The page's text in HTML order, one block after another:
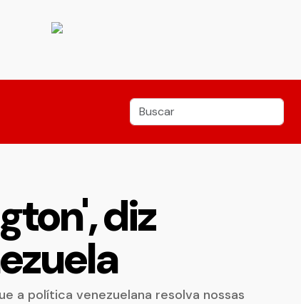
diz
a política venezuelana resolva nossas